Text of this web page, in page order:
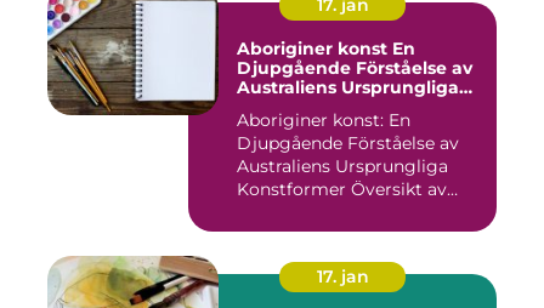
17. jan
Aboriginer konst En
Djupgående Förståelse av
Australiens Ursprungliga
Aboriginer konst: En
Djupgående Förståelse av
Australiens Ursprungliga
Konstformer Översikt av
17. jan